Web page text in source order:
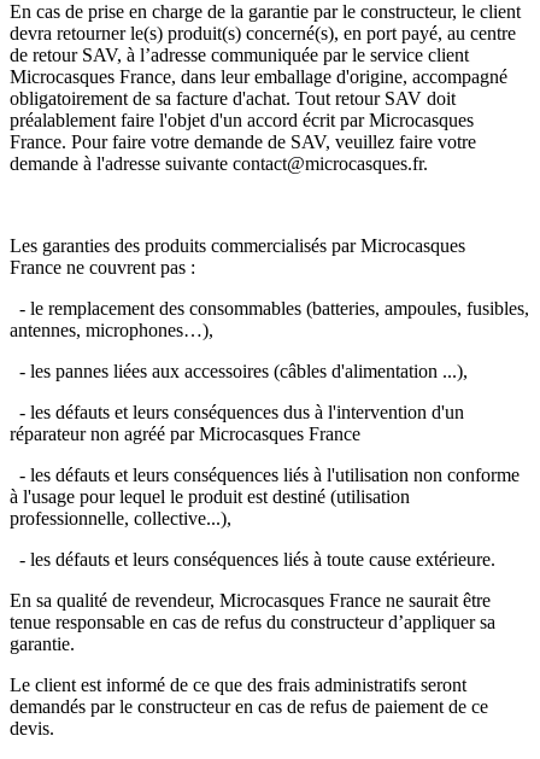
En cas de prise en charge de la garantie par le constructeur, le client
devra retourner le(s) produit(s) concerné(s), en port payé, au centre
de retour SAV, à l’adresse communiquée par le service client
Microcasques France, dans leur emballage d'origine, accompagné
obligatoirement de sa facture d'achat. Tout retour SAV doit
préalablement faire l'objet d'un accord écrit par Microcasques
France. Pour faire votre demande de SAV, veuillez faire votre
demande à l'adresse suivante contact@microcasques.fr.
Les garanties des produits commercialisés par Microcasques
France ne couvrent pas :
- le remplacement des consommables (batteries, ampoules, fusibles,
antennes, microphones…),
- les pannes liées aux accessoires (câbles d'alimentation ...),
- les défauts et leurs conséquences dus à l'intervention d'un
réparateur non agréé par Microcasques France
- les défauts et leurs conséquences liés à l'utilisation non conforme
à l'usage pour lequel le produit est destiné (utilisation
professionnelle, collective...),
- les défauts et leurs conséquences liés à toute cause extérieure.
En sa qualité de revendeur, Microcasques France ne saurait être
tenue responsable en cas de refus du constructeur d’appliquer sa
garantie.
Le client est informé de ce que des frais administratifs seront
demandés par le constructeur en cas de refus de paiement de ce
devis.